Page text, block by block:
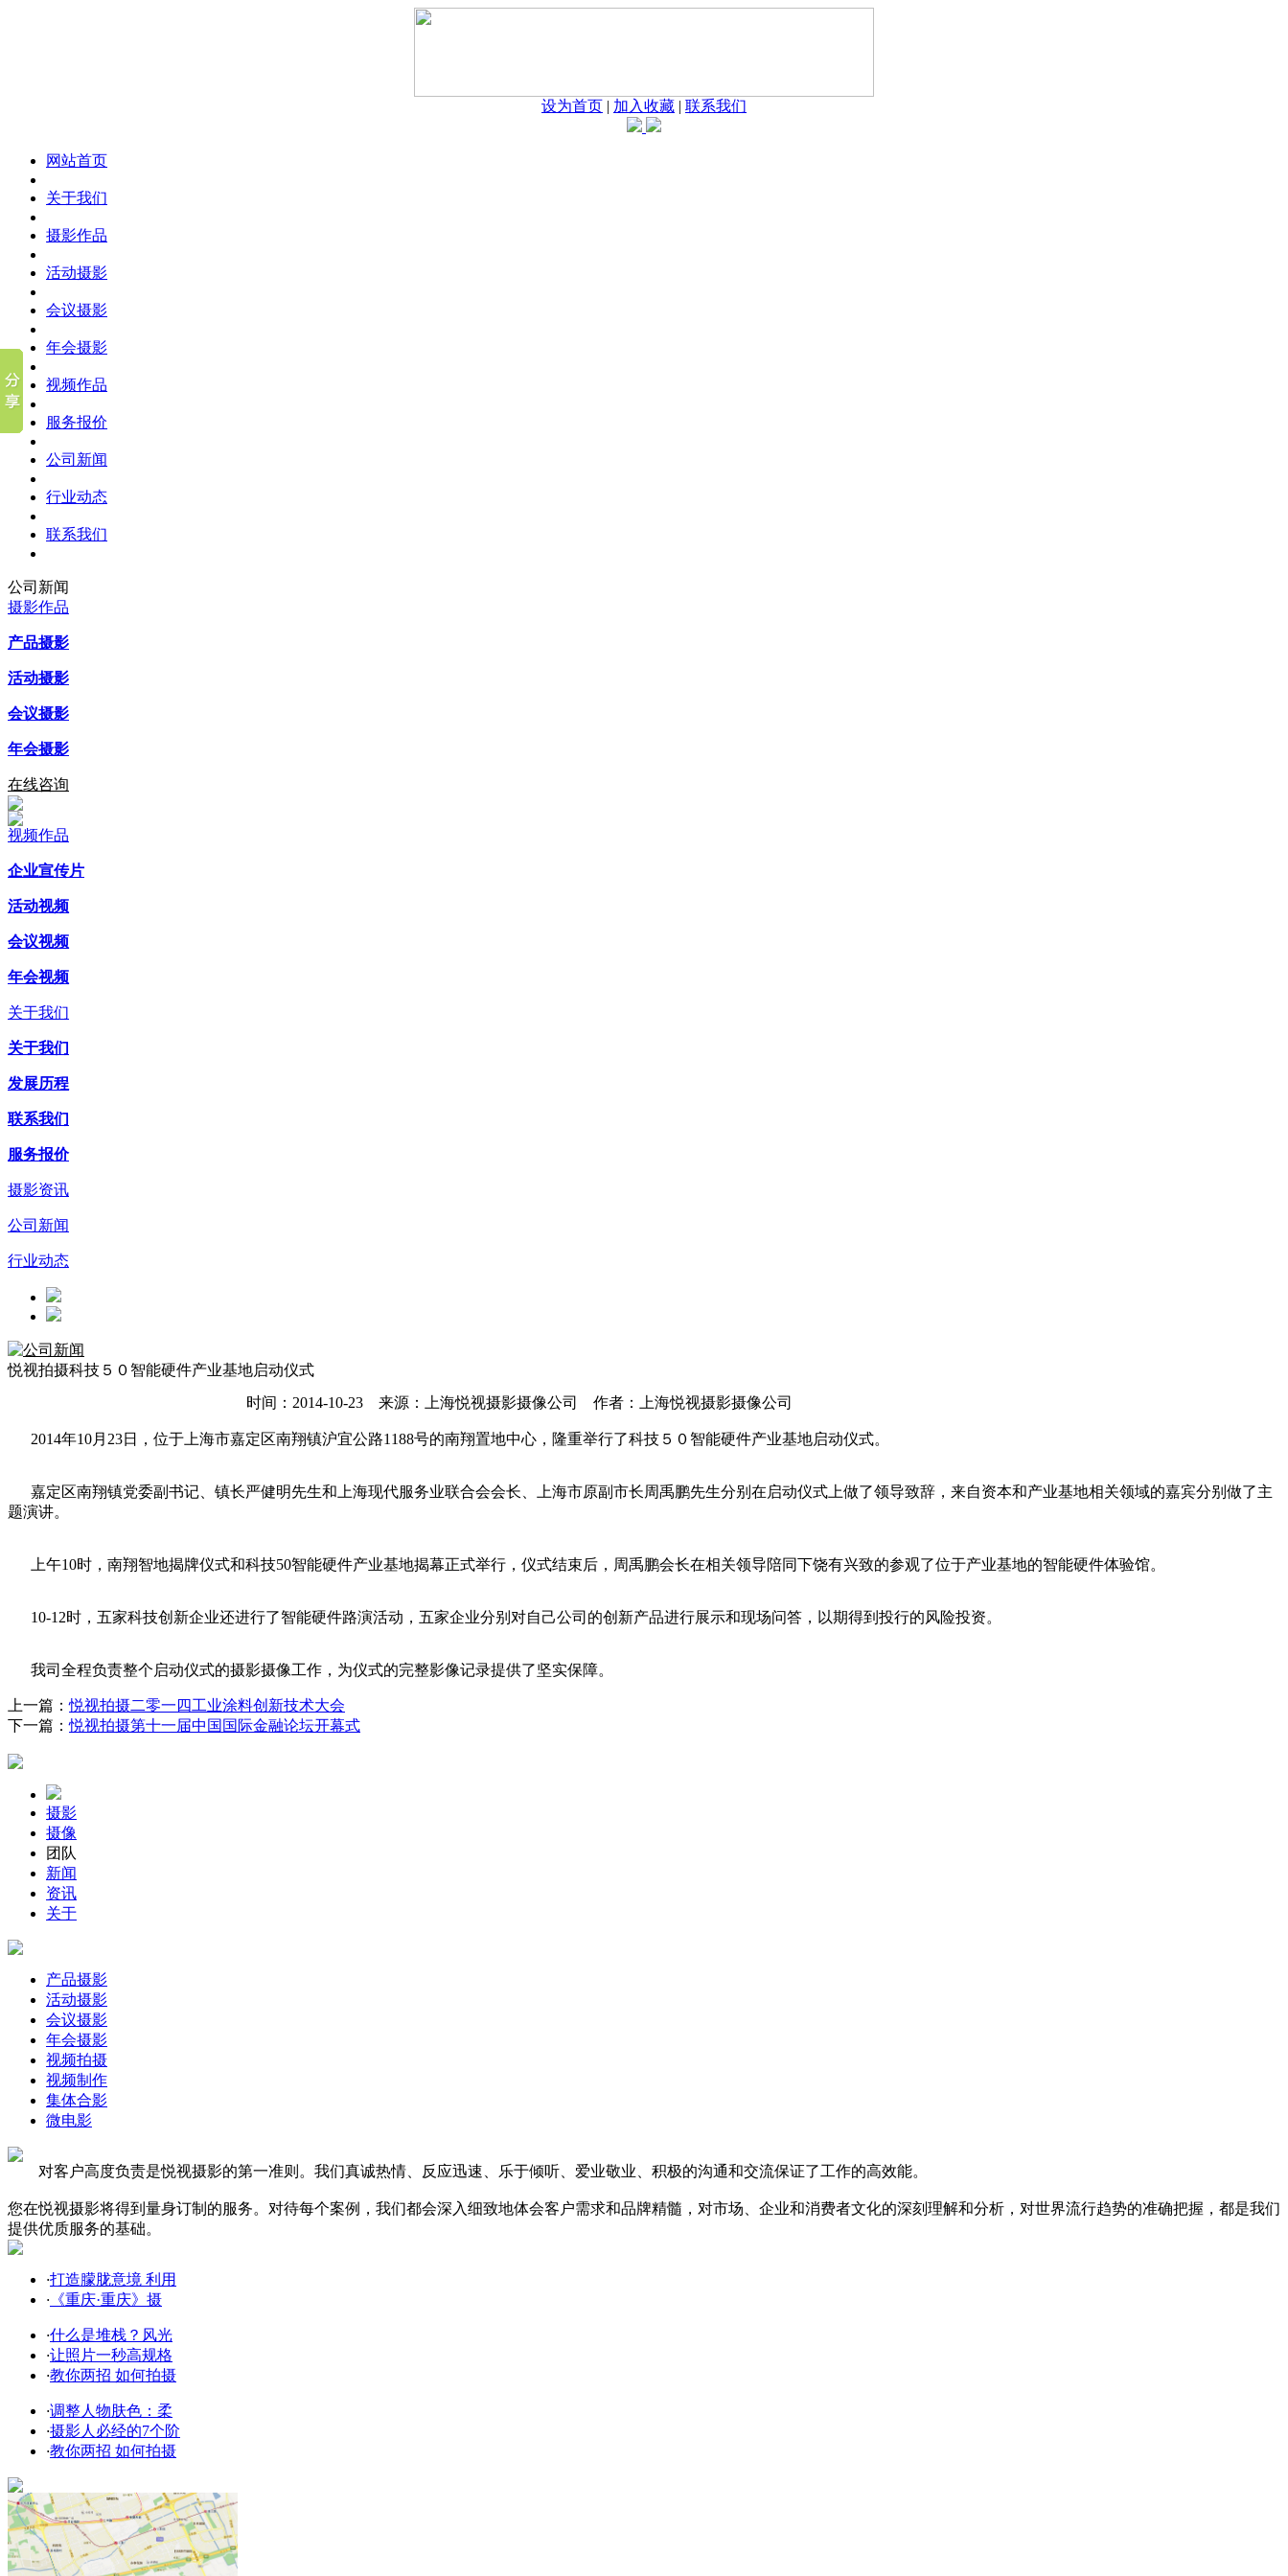
设为首页 | 加入收藏 | 联系我们
网站首页
关于我们
摄影作品
活动摄影
会议摄影
年会摄影
视频作品
服务报价
公司新闻
行业动态
联系我们
公司新闻
摄影作品
产品摄影
活动摄影
会议摄影
年会摄影
在线咨询
视频作品
企业宣传片
活动视频
会议视频
年会视频
关于我们
关于我们
发展历程
联系我们
服务报价
摄影资讯
公司新闻
行业动态
悦视拍摄科技５０智能硬件产业基地启动仪式
时间：2014-10-23 来源：上海悦视摄影摄像公司 作者：上海悦视摄影摄像公司
2014年10月23日，位于上海市嘉定区南翔镇沪宜公路1188号的南翔置地中心，隆重举行了科技５０智能硬件产业基地启动仪式。
嘉定区南翔镇党委副书记、镇长严健明先生和上海现代服务业联合会会长、上海市原副市长周禹鹏先生分别在启动仪式上做了领导致辞，来自资本和产业基地相关领域的嘉宾分别做了主
题演讲。
上午10时，南翔智地揭牌仪式和科技50智能硬件产业基地揭幕正式举行，仪式结束后，周禹鹏会长在相关领导陪同下饶有兴致的参观了位于产业基地的智能硬件体验馆。
10-12时，五家科技创新企业还进行了智能硬件路演活动，五家企业分别对自己公司的创新产品进行展示和现场问答，以期得到投行的风险投资。
我司全程负责整个启动仪式的摄影摄像工作，为仪式的完整影像记录提供了坚实保障。
上一篇：悦视拍摄二零一四工业涂料创新技术大会
下一篇：悦视拍摄第十一届中国国际金融论坛开幕式
摄影
摄像
团队
新闻
资讯
关于
产品摄影
活动摄影
会议摄影
年会摄影
视频拍摄
视频制作
集体合影
微电影
对客户高度负责是悦视摄影的第一准则。我们真诚热情、反应迅速、乐于倾听、爱业敬业、积极的沟通和交流保证了工作的高效能。
您在悦视摄影将得到量身订制的服务。对待每个案例，我们都会深入细致地体会客户需求和品牌精髓，对市场、企业和消费者文化的深刻理解和分析，对世界流行趋势的准确把握，都是我们
提供优质服务的基础。
·打造朦胧意境 利用
· 《重庆·重庆》摄
·什么是堆栈？风光
·让照片一秒高规格
·教你两招 如何拍摄
·调整人物肤色：柔
·摄影人必经的7个阶
·教你两招 如何拍摄